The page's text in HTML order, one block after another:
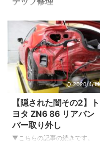
修理です。 実費修理の場合、
価格をおさえる方法として取
替える部品を新品部品ではな
く中古部品（リサイクルパー
ツ）をおすすめしています。
その理由として新品よりも中
古の方が安いから。（中古部
ます） 今回もそのようなケー
スをご提案させて頂きまし
た。 特に新品にこだわりが無
ければ優良品の中古でも見た
2020/4/14
【隠された闇その2】ト
ヨタ ZN6 86 リアバン
パー取り外し
▼こちらの記事の続きです。